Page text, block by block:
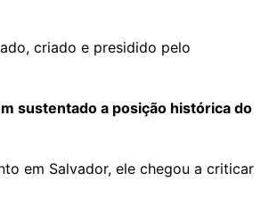
criado e presidido pelo
sustentado a posição histórica do
em Salvador, ele chegou a criticar